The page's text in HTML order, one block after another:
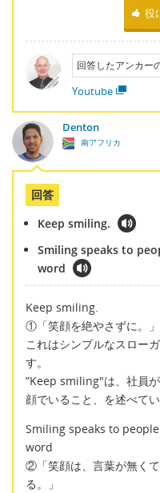
役
回答したアンカー
Youtube
Denton
南アフリカ
回答
Keep smiling.
Smiling speaks to
word
Keep smiling.
①「笑顔を絶やさずに。」
これはシンプルなスロー
す。
”Keep smiling"は、社員
顔でいること、を述べてい
Smiling speaks to
word
②「笑顔は、言葉が無く
る。」